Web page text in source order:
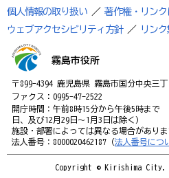
個人情報の取り扱い ／ 著作権・リン
ウェブアクセシビリティ方針 ／ リンク
霧島市役所
〒899-4394 鹿児島県 霧島市国分中央三
ファクス：0995-47-2522
開庁時間：午前8時15分から午後5時まで
日、及び12月29日～1月3日は除く）
施設・部署によっては異なる場合がありま
法人番号：8000020462187（法人番号につ
Copyright © Kirishima City.